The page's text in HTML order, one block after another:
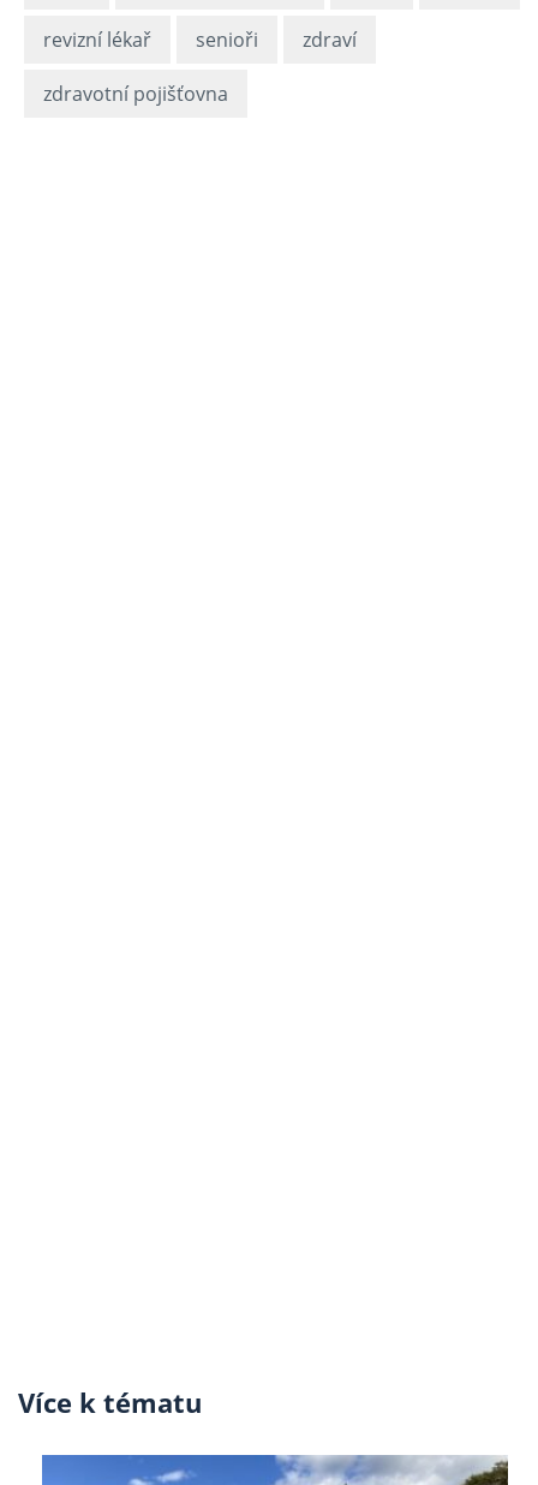
revizní lékař senioři zdraví
zdravotní pojišťovna
Více k tématu